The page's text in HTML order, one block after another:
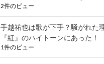
2件のビュー
手越祐也は歌が下手？騒がれた
『紅』のハイトーンにあった！
1件のビュー